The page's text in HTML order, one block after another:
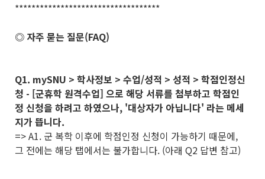
***********************************
◎ 자주 묻는 질문(FAQ)
Q1. mySNU > 학사정보 > 수업/성적 > 성적 > 학점인정신
청 - [군휴학 원격수업] 으로 해당 서류를 첨부하고 학점인
정 신청을 하려고 하였으나, '대상자가 아닙니다' 라는 메세
지가 뜹니다.
=> A1. 군 복학 이후에 학점인정 신청이 가능하기 때문에,
그 전에는 해당 탭에서는 불가합니다. (아래 Q2 답변 참고)